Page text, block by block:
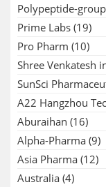
Polypeptide-
Prime Labs (19)
Pro Pharm (10)
Shree Venkatesh
SunSci
A22 Hangzhou
Aburaihan (16)
Alpha-Pharma (9)
Asia Pharma (12)
Australia (4)